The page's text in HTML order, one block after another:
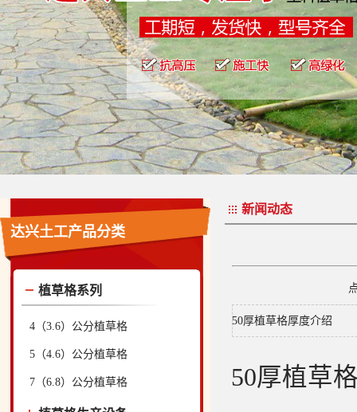
达兴土工产品分类
植草格系列
4（3.6）公分植草格
5（4.6）公分植草格
7（6.8）公分植草格
新闻动态
50厚植草格厚度介绍
50厚植草